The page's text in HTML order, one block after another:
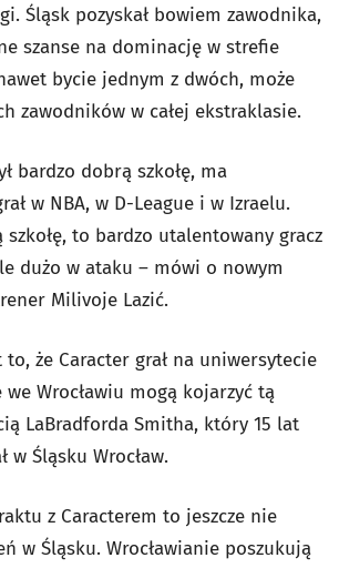
Śląsk pozyskał bowiem zawodnika,
szanse na dominację w strefie
bycie jednym z dwóch, może
zawodników w całej ekstraklasie.
bardzo dobrą szkołę, ma
w NBA, w D-League i w Izraelu.
szkołę, to bardzo utalentowany gracz
dużo w ataku – mówi o nowym
Milivoje Lazić.
że Caracter grał na uniwersytecie
Wrocławiu mogą kojarzyć tą
LaBradforda Smitha, który 15 lat
w Śląsku Wrocław.
z Caracterem to jeszcze nie
w Śląsku. Wrocławianie poszukują